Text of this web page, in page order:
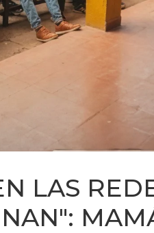
LAS